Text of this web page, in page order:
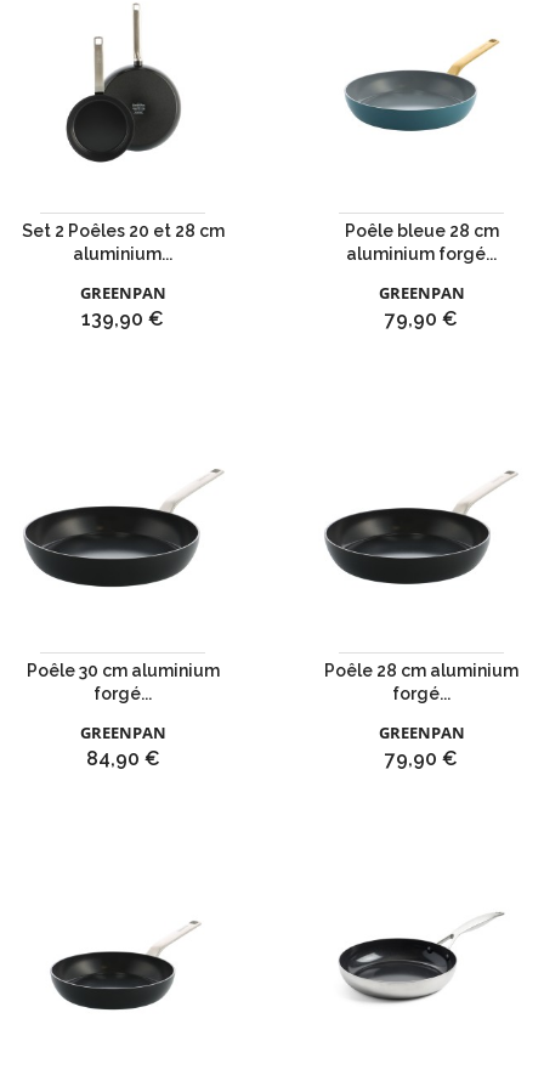
Set 2 Poêles 20 et 28 cm
aluminium...
GREENPAN
Prix
139,90 €
Poêle bleue 28 cm
aluminium forgé...
GREENPAN
Prix
79,90 €
Poêle 30 cm aluminium
forgé...
GREENPAN
Prix
84,90 €
Poêle 28 cm aluminium
forgé...
GREENPAN
Prix
79,90 €